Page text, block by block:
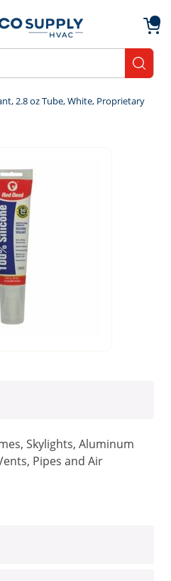
2.8 oz Tube, White, Proprietary
Skylights, Aluminum
Pipes and Air